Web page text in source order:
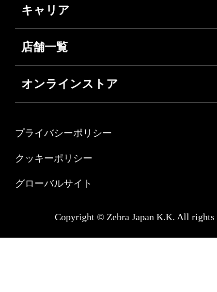
キャリア
店舗一覧
オンラインストア
プライバシーポリシー
クッキーポリシー
グローバルサイト
Copyright © Zebra Japan K.K. All rights